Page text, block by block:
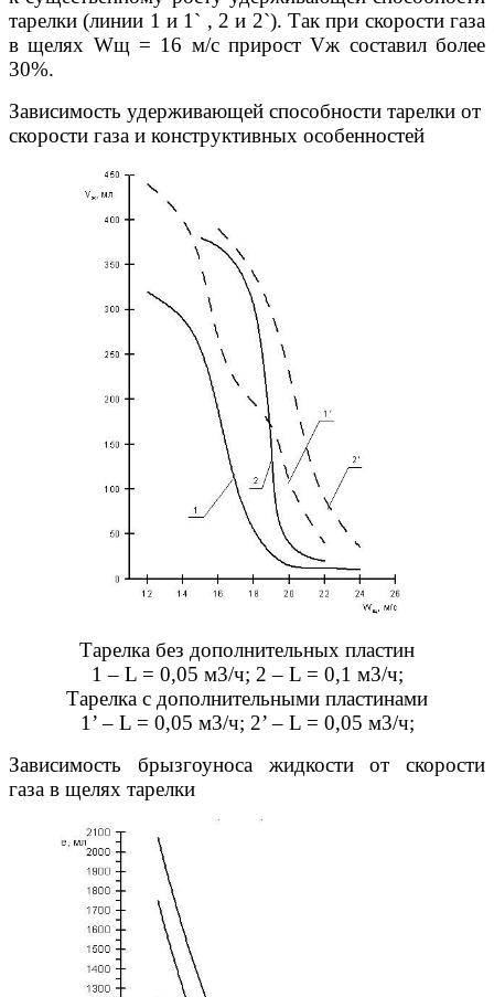
тарелки (линии 1 и 1` , 2 и 2`). Так при скорости газа
в щелях Wщ = 16 м/с прирост Vж составил более
30%.
Зависимость удерживающей способности тарелки от
скорости газа и конструктивных особенностей
Тарелка без дополнительных пластин
1 – L = 0,05 м3/ч; 2 – L = 0,1 м3/ч;
Тарелка с дополнительными пластинами
1’ – L = 0,05 м3/ч; 2’ – L = 0,05 м3/ч;
Зависимость брызгоуноса жидкости от скорости
газа в щелях тарелки